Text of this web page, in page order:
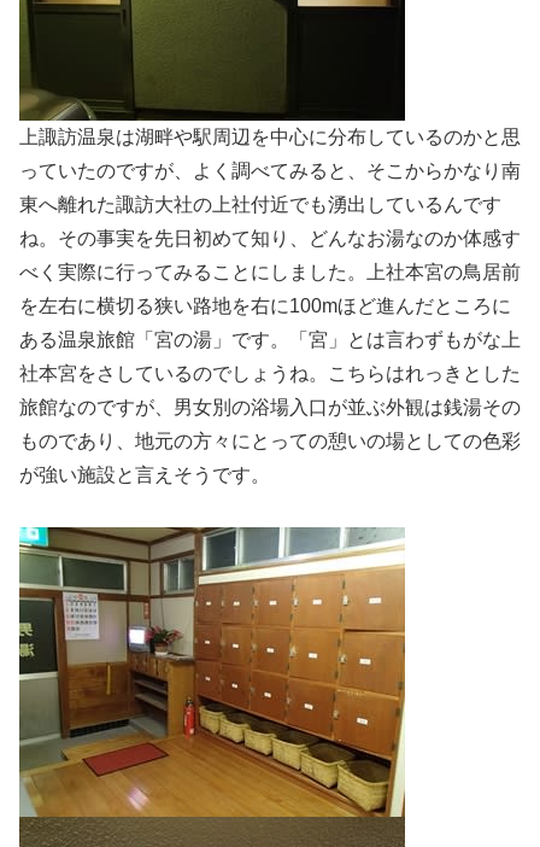
上諏訪温泉は湖畔や駅周辺を中心に分布しているのかと思
っていたのですが、よく調べてみると、そこからかなり南
東へ離れた諏訪大社の上社付近でも湧出しているんです
ね。その事実を先日初めて知り、どんなお湯なのか体感す
べく実際に行ってみることにしました。上社本宮の鳥居前
を左右に横切る狭い路地を右に100mほど進んだところに
ある温泉旅館「宮の湯」です。「宮」とは言わずもがな上
社本宮をさしているのでしょうね。こちらはれっきとした
旅館なのですが、男女別の浴場入口が並ぶ外観は銭湯その
ものであり、地元の方々にとっての憩いの場としての色彩
が強い施設と言えそうです。